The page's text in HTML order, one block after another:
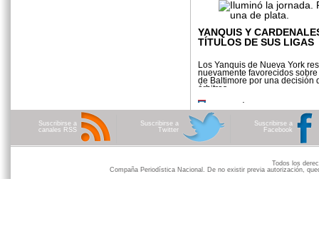
YANQUIS Y
TÍTULOS DE SUS LIGAS
Los Yanquis de Nueva York
nuevamente favorecidos
de Baltimore por una decisión
árbitros.
Suscribirse a
canales RSS
Suscribirse a
Twitter
Suscribirse a
Facebook
Todos los
Compaña Periodística Nacional. De no existir previa autorización,